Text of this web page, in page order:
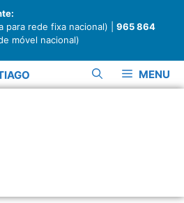
para rede fixa nacional) | 965 864
móvel nacional)
MENU